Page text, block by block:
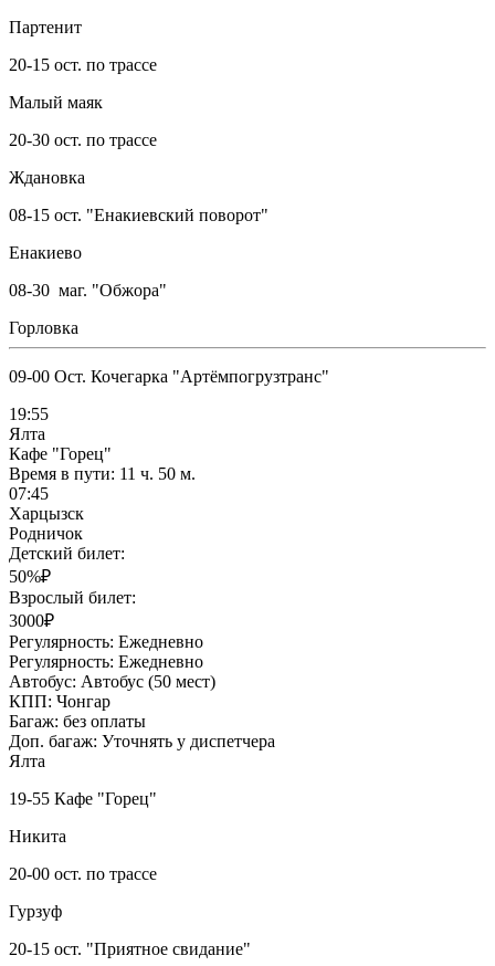
Партенит
20-15 ост. по трассе
Малый маяк
20-30 ост. по трассе
Ждановка
08-15 ост. "Енакиевский поворот"
Енакиево
08-30 маг. "Обжора"
Горловка
09-00 Ост. Кочегарка "Артёмпогрузтранс"
19:55
Ялта
Кафе "Горец"
Время в пути: 11 ч. 50 м.
07:45
Харцызск
Родничок
Детский билет:
50%₽
Взрослый билет:
3000₽
Регулярность: Ежедневно
Регулярность: Ежедневно
Автобус: Автобус (50 мест)
КПП: Чонгар
Багаж: без оплаты
Доп. багаж: Уточнять у диспетчера
Ялта
19-55 Кафе "Горец"
Никита
20-00 ост. по трассе
Гурзуф
20-15 ост. "Приятное свидание"